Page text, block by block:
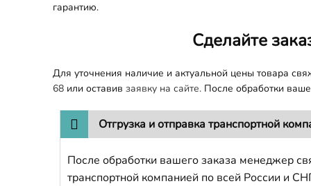
гарантию.
Сделайте
Для уточнения наличие и актуальной цены товара
68 или оставив заявку на сайте. После обработки
Отгрузка и отправка транспортной
После обработки вашего заказа менеджер
транспортной компанией по всей России и